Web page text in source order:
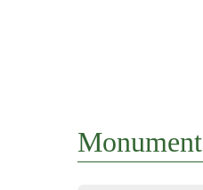
Monument